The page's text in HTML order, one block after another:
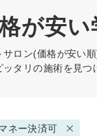
が安
サロン(価格が安い
タリの施術を見
ネー決済可